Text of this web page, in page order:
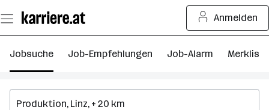
Seiteninhalt
springen
Anmelden
Jobsuche Job-Empfehlungen Job-Alarm Merkliste